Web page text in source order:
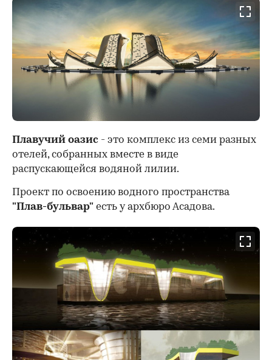
Плавучий оазис - это комплекс из семи разных
отелей, собранных вместе в виде
распускающейся водяной лилии.
Проект по освоению водного пространства
"Плав-бульвар" есть у архбюро Асадова.